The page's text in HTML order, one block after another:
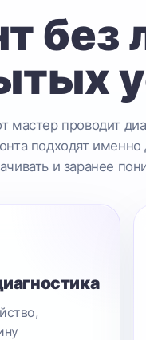
без
мастер проводит
подходят
и заранее